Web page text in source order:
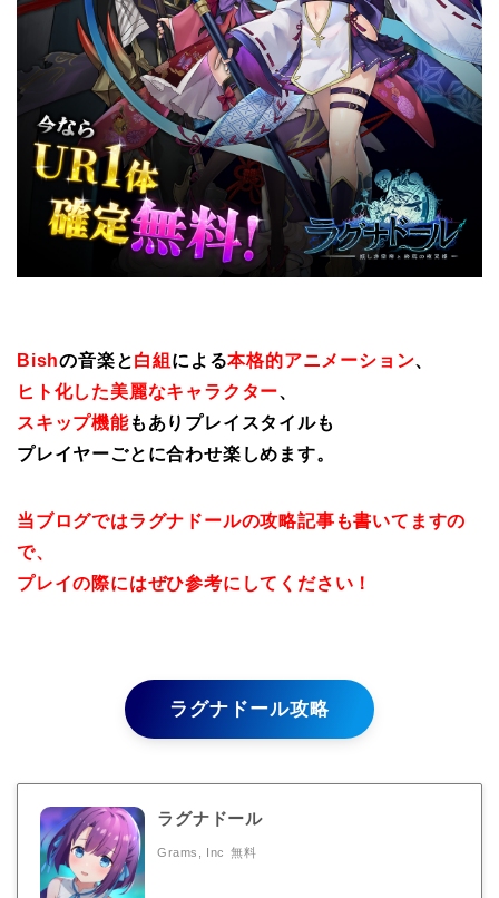
Bishの音楽と白組 による本格的アニメーション、
ヒト化した美麗なキャラクター、
スキップ機能もありプレイスタイルも
プレイヤーごとに合わせ楽しめます。
当ブログではラグナドールの攻略記事も書いてますの
で、
プレイの際にはぜひ参考にしてください！
ラグナドール攻略
ラグナドール
Grams, Inc 無料